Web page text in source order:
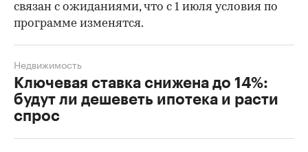
связан с ожиданиями, что с 1 июля условия по
программе изменятся.
Ключевая ставка снижена до 14%:
будут ли дешеветь ипотека и расти
спрос
Недвижимость